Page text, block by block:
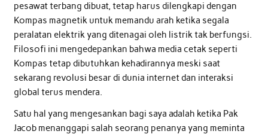
pesawat terbang dibuat, tetap harus dilengkapi dengan
Kompas magnetik untuk memandu arah ketika segala
peralatan elektrik yang ditenagai oleh listrik tak berfungsi.
Filosofi ini mengedepankan bahwa media cetak seperti
Kompas tetap dibutuhkan kehadirannya meski saat
sekarang revolusi besar di dunia internet dan interaksi
global terus mendera.
Satu hal yang mengesankan bagi saya adalah ketika Pak
Jacob menanggapi salah seorang penanya yang meminta